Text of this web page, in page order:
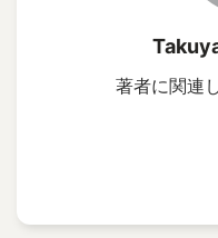
著者に関連